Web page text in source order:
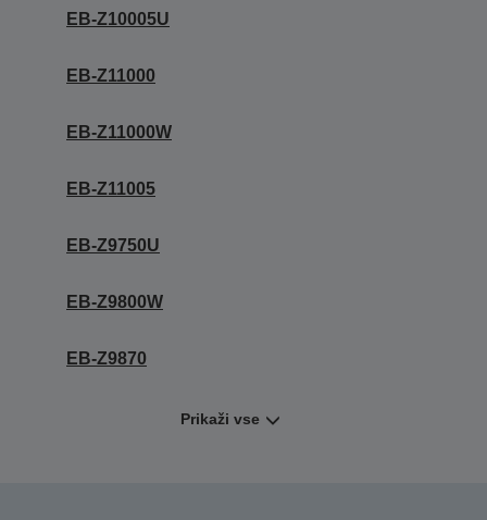
EB-Z10005U
EB-Z11000
EB-Z11000W
EB-Z11005
EB-Z9750U
EB-Z9800W
EB-Z9870
Prikaži vse